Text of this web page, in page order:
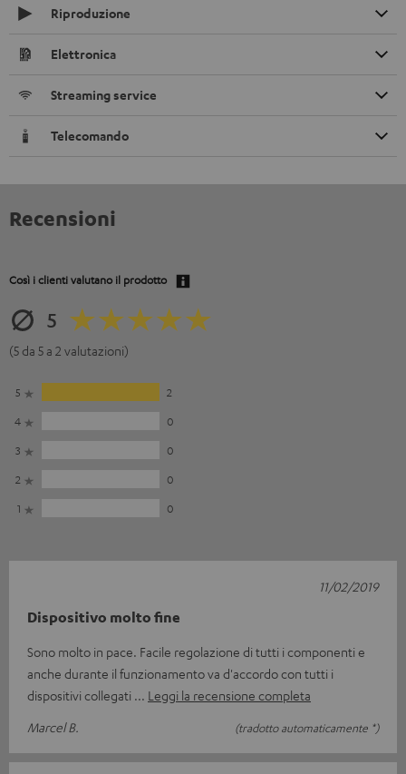
Riproduzione
Elettronica
Streaming service
Telecomando
Recensioni
Così i clienti valutano il prodotto
5
(5 da 5 a 2 valutazioni)
5
2
4
0
3
0
2
0
1
0
Dispositivo molto fine
Sono molto in pace. Facile regolazione di tutti i componenti e
anche durante il funzionamento va d'accordo con tutti i
dispositivi collegati
Leggi la recensione completa
Marcel B.
(tradotto automaticamente *)
11/02/2019